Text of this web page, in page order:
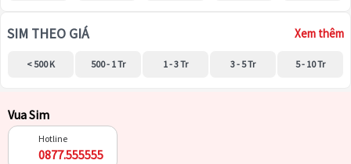
SIM THEO GIÁ Xem thêm
< 500 K 500 - 1 Tr 1 - 3 Tr 3 - 5 Tr 5 - 10 Tr
Vua Sim
Hotline
0877.555555